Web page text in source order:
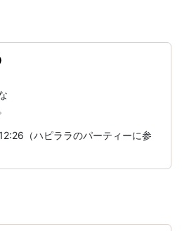
（ハピララのパーティーに参